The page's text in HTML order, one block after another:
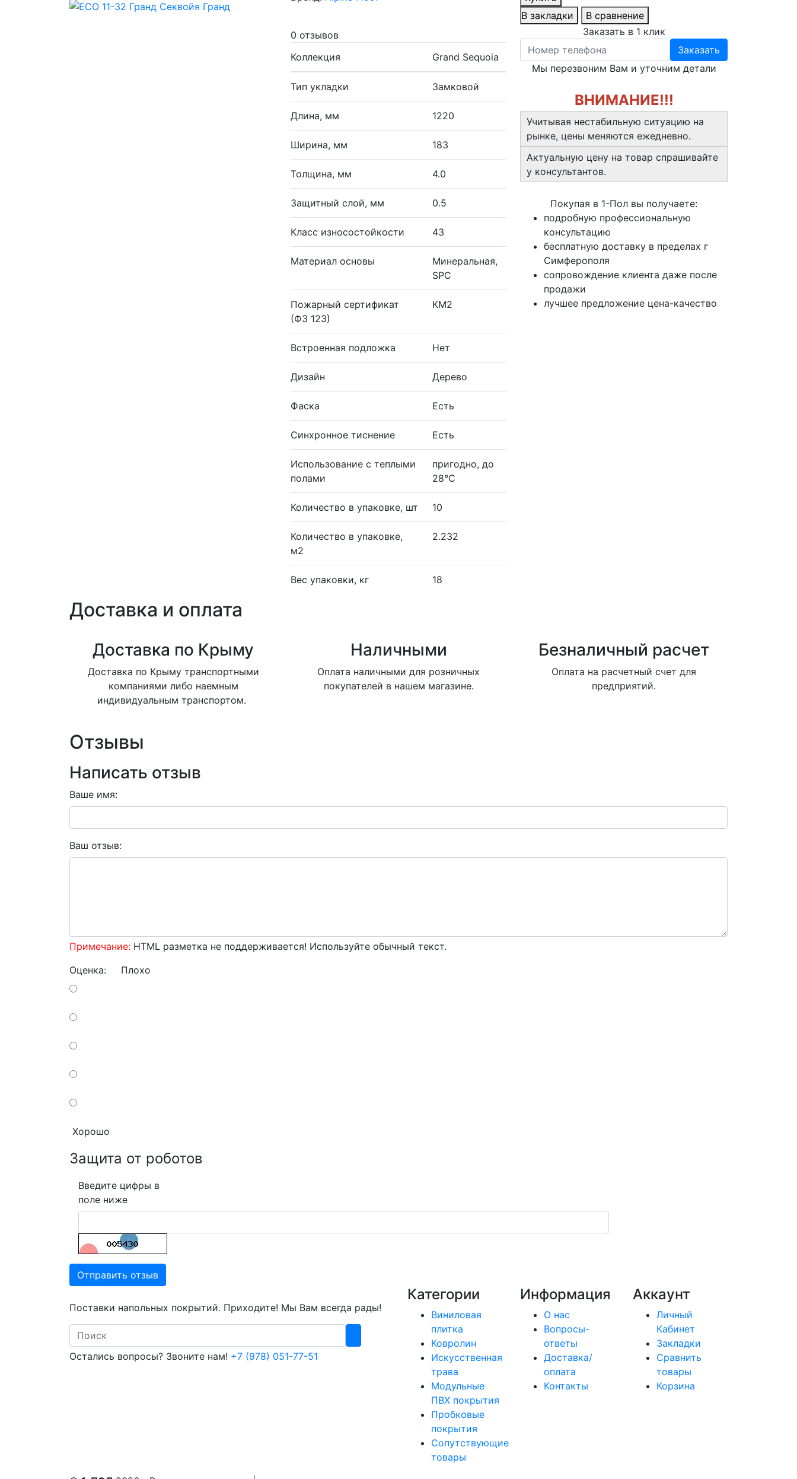
0 отзывов
Коллекция
Grand Sequoia
Тип укладки Замковой
Длина, мм 1220
Ширина, мм 183
Толщина, мм 4.0
Защитный слой, мм 0.5
Класс износостойкости 43
Материал основы
Минеральная,
SPC
Пожарный сертификат
(ФЗ 123)
КМ2
Встроенная подложка Нет
Дизайн Дерево
Фаска Есть
Синхронное тиснение Есть
Использование с теплыми
полами
пригодно, до
28°С
Количество в упаковке, шт 10
Количество в упаковке,
м2
2.232
Вес упаковки, кг 18
В закладки
В сравнение
Заказать в 1 клик
Заказать
Мы перезвоним Вам и уточним детали
ВНИМАНИЕ!!!
Учитывая нестабильную ситуацию на
рынке, цены меняются ежедневно.
Актуальную цену на товар спрашивайте
у консультантов.
Покупая в 1-Пол вы получаете:
подробную профессиональную
консультацию
бесплатную доставку в пределах г
Симферополя
сопровождение клиента даже после
продажи
лучшее предложение цена-качество
Доставка и оплата
Доставка по Крыму
Доставка по Крыму транспортными
компаниями либо наемным
индивидуальным транспортом.
Наличными
Оплата наличными для розничных
покупателей в нашем магазине.
Безналичный расчет
Оплата на расчетный счет для
предприятий.
Отзывы
Написать отзыв
Ваше имя:
Ваш отзыв:
Примечание: HTML разметка не поддерживается! Используйте обычный текст.
Оценка: Плохо
Хорошо
Защита от роботов
Введите цифры в
поле ниже
Отправить отзыв
Поставки напольных покрытий. Приходите! Мы Вам всегда рады!
Search
Остались вопросы? Звоните нам! +7 (978) 051-77-51
Категории
Виниловая
плитка
Ковролин
Искусственная
трава
Модульные
ПВХ покрытия
Пробковые
покрытия
Сопутствующие
товары
Информация
О нас
Вопросы-
ответы
Доставка/
оплата
Контакты
Аккаунт
Личный
Кабинет
Закладки
Сравнить
товары
Корзина